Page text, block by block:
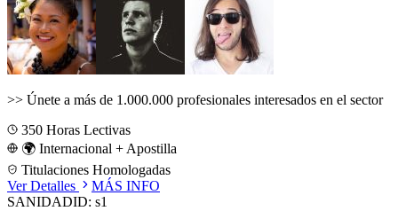
>> Únete a más de 1.000.000 profesionales interesados en el sector
350 Horas Lectivas
🌍 Internacional + Apostilla
Titulaciones Homologadas
Ver Detalles
MÁS INFO
SANIDADID: s1